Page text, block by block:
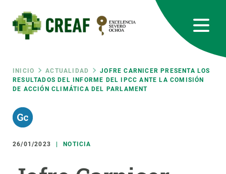
contenido
principal
Ruta
de
navegación
INICIO ACTUALIDAD
JOFRE CARNICER PRESENTA LOS
RESULTADOS DEL INFORME DEL IPCC ANTE LA COMISIÓN
DE ACCIÓN CLIMÁTICA DEL PARLAMENT
26/01/2023 NOTICIA
RRSS
Featured
responsive
Responsive